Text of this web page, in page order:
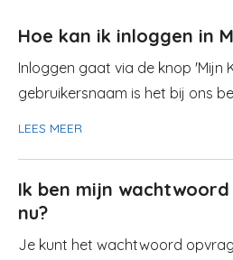
Hoe kan ik inloggen in
Inloggen gaat via de knop 'Mijn
gebruikersnaam is het bij ons
LEES MEER
Ik ben mijn
nu?
Je kunt het wachtwoord